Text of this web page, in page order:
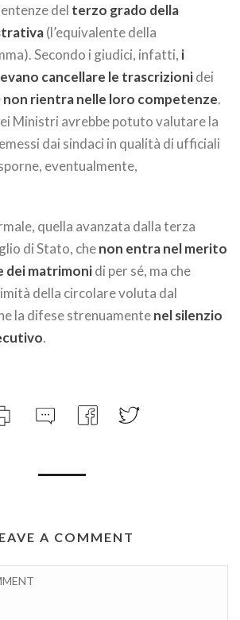
del terzo grado della
(l’equivalente della
Secondo i giudici, infatti, i
cancellare le trascrizionidei
non rientra nelle loro competenze.
Ministri avrebbe potuto valutare la
dai sindaci in qualità di ufficiali
eventualmente,
quella avanzata dalla terza
di Stato, chenon entra nel merito
dei matrimonidi per sé, ma che
della circolare voluta dal
la difese strenuamentenel silenzio
.
A COMMENT